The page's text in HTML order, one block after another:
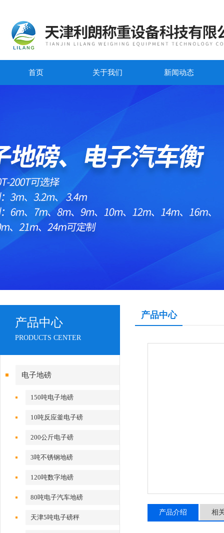
首页 关于我们 新闻动态
产品中心
PRODUCTS CENTER
电子地磅
150吨电子地磅
10吨反应釜电子磅
200公斤电子磅
3吨不锈钢地磅
120吨数字地磅
80吨电子汽车地磅
天津5吨电子磅秤
产品中心
产品介绍 相